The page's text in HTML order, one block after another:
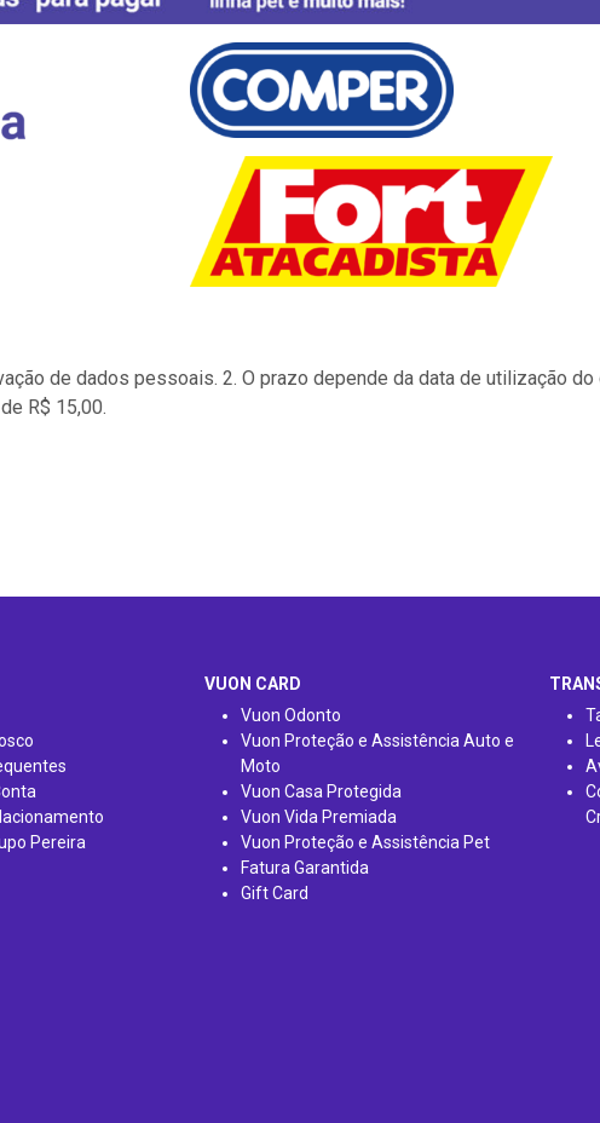
de dados pessoais. 2. O prazo depende da data de utilização do
R$ 15,00.
Pereira
VUON CARD
Vuon Odonto
Vuon Proteção e Assistência Auto e
Moto
Vuon Casa Protegida
Vuon Vida Premiada
Vuon Proteção e Assistência Pet
Fatura Garantida
Gift Card